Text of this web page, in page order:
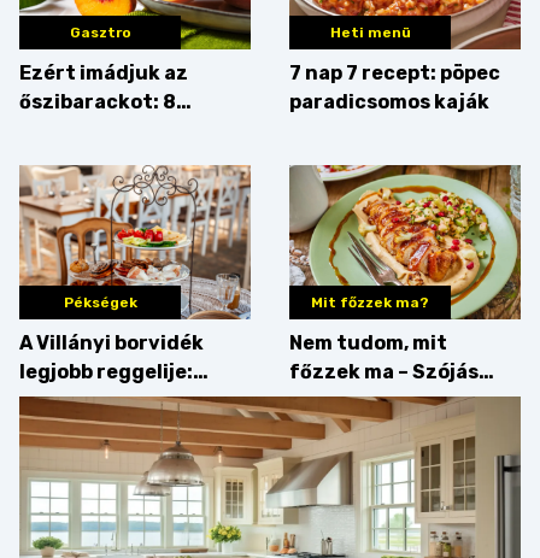
Gasztro
Ezért imádjuk az
őszibarackot: 8
augusztusban
feltankolj belőle
Heti menü
7 nap 7 recept: pöpec
paradicsomos kaják
Pékségek
A Villányi borvidék
legjobb reggelije:
kovászos kenyér és
gourmet pékáruk
Palkonyán
Mit főzzek ma?
Nem tudom, mit
főzzek ma – Szójás
sztori